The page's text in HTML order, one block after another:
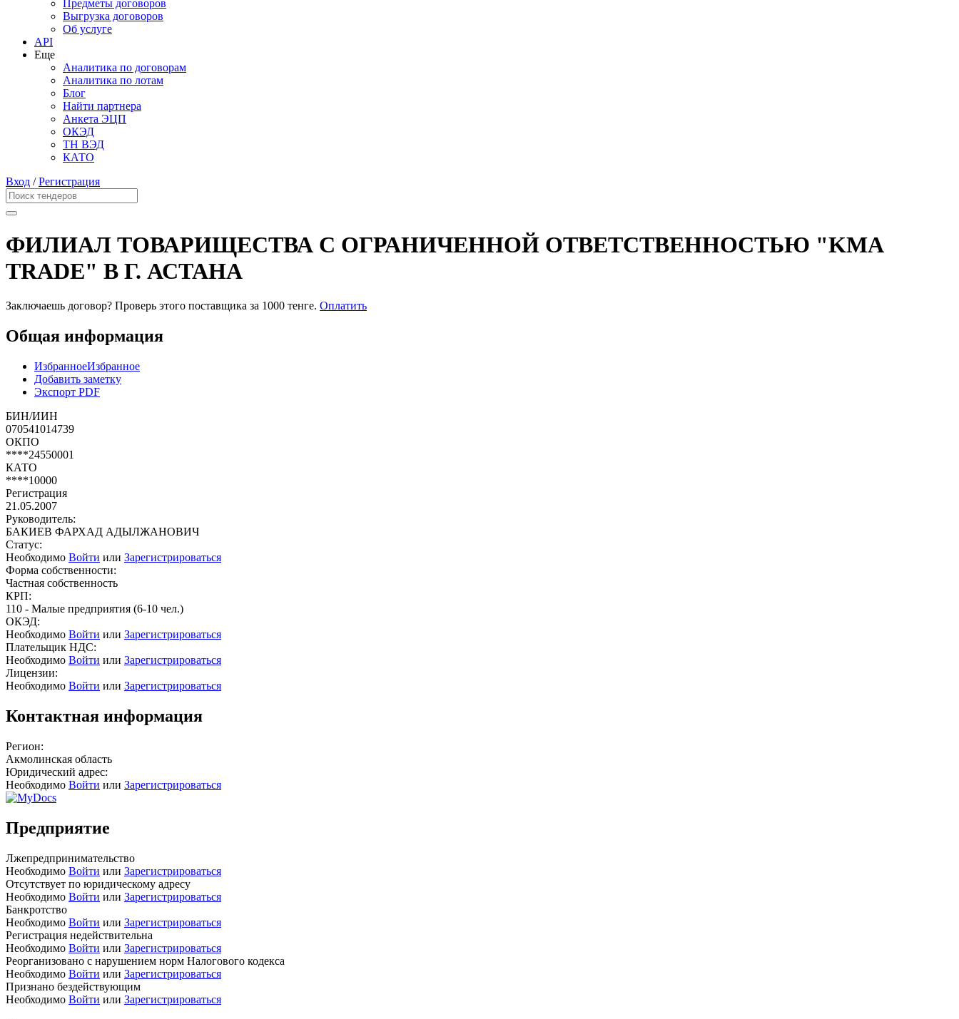
Предметы договоров
Выгрузка договоров
Об услуге
API
Еще
Аналитика по договорам
Аналитика по лотам
Блог
Найти партнера
Анкета ЭЦП
ОКЭД
ТН ВЭД
КАТО
Вход /Регистрация
ФИЛИАЛ ТОВАРИЩЕСТВА С ОГРАНИЧЕННОЙ ОТВЕТСТВЕННОСТЬЮ "KMA
TRADE" В Г. АСТАНА
Заключаешь договор? Проверь этого поставщика за 1000 тенге. Оплатить
Общая информация
ИзбранноеИзбранное
Добавить заметку
Экспорт PDF
БИН/ИИН
070541014739
ОКПО
****24550001
КАТО
****10000
Регистрация
21.05.2007
Руководитель:
БАКИЕВ ФАРХАД АДЫЛЖАНОВИЧ
Статус:
Необходимо Войти или Зарегистрироваться
Форма собственности:
Частная собственность
КРП:
110 - Малые предприятия (6-10 чел.)
ОКЭД:
Необходимо Войти или Зарегистрироваться
Плательщик НДС:
Необходимо Войти или Зарегистрироваться
Лицензии:
Необходимо Войти или Зарегистрироваться
Контактная информация
Регион:
Акмолинская область
Юридический адрес:
Необходимо Войти или Зарегистрироваться
Предприятие
Лжепредпринимательство
Необходимо Войти или Зарегистрироваться
Отсутствует по юридическому адресу
Необходимо Войти или Зарегистрироваться
Банкротство
Необходимо Войти или Зарегистрироваться
Регистрация недействительна
Необходимо Войти или Зарегистрироваться
Реорганизовано с нарушением норм Налогового кодекса
Необходимо Войти или Зарегистрироваться
Признано бездействующим
Необходимо Войти или Зарегистрироваться